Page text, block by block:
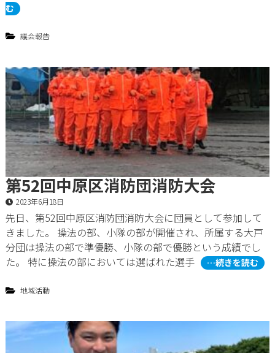
む
議会報告
第52回中原区消防団消防大会
2023年6月18日
先日、第52回中原区消防団消防大会に団員として参加して
きました。 操法の部、小隊の部が開催され、所属する大戸
分団は操法の部で準優勝、小隊の部で優勝という成績でし
た。 特に操法の部においては選ばれた選手
…続きを読む
地域活動